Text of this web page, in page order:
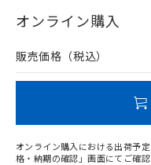
在庫等で未対応品が混
問い合わせください。
オンライン購入
販売価格（税込）
オンライン購入における出荷予
格・納期の確認」画面にてご確認